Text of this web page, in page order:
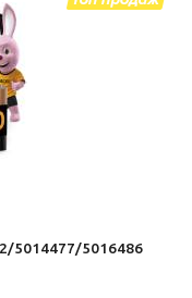
5014477/5016486